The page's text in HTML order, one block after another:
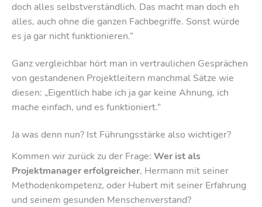
doch alles selbstverständlich. Das macht man doch eh
alles, auch ohne die ganzen Fachbegriffe. Sonst würde
es ja gar nicht funktionieren.“
Ganz vergleichbar hört man in vertraulichen Gesprächen
von gestandenen Projektleitern manchmal Sätze wie
diesen: „Eigentlich habe ich ja gar keine Ahnung, ich
mache einfach, und es funktioniert.“
Ja was denn nun? Ist Führungsstärke also wichtiger?
Kommen wir zurück zu der Frage: Wer ist als
Projektmanager erfolgreicher, Hermann mit seiner
Methodenkompetenz, oder Hubert mit seiner Erfahrung
und seinem gesunden Menschenverstand?